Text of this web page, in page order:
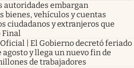
autoridades embargan
bienes, vehículos y cuentas
ciudadanos y extranjeros que
Final
Oficial | El Gobierno decretó feriado
agosto y llega un nuevo fin de
de trabajadores